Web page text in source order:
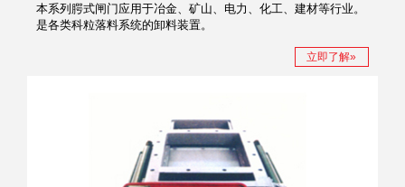
本系列腭式闸门应用于冶金、矿山、电力、化工、建材等行业。
是各类科粒落料系统的卸料装置。
立即了解»